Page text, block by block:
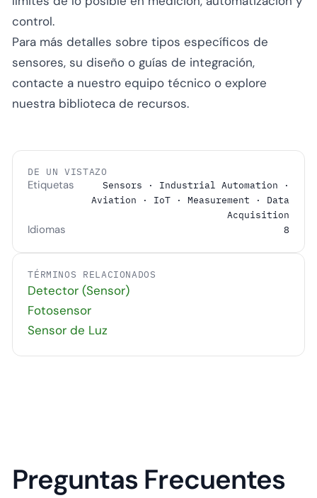
control.
Para más detalles sobre tipos específicos de
sensores, su diseño o guías de integración,
contacte a nuestro equipo técnico o explore
nuestra biblioteca de recursos.
DE UN VISTAZO
Etiquetas
Sensors · Industrial Automation ·
Aviation · IoT · Measurement · Data
Acquisition
Idiomas 8
TÉRMINOS RELACIONADOS
Detector (Sensor)
Fotosensor
Sensor de Luz
Preguntas Frecuentes